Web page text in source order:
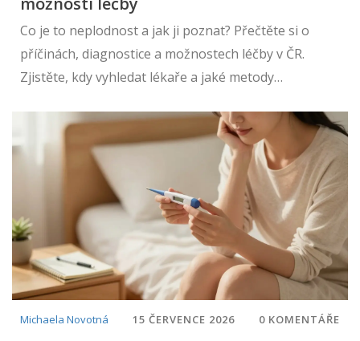
Co je to neplodnost a jak ji poznat? Přečtěte si o
příčinách, diagnostice a možnostech léčby v ČR.
Zjistěte, kdy vyhledat lékaře a jaké metody
Michaela Novotná 15 ČERVENCE 2026 0 KOMENTÁŘE